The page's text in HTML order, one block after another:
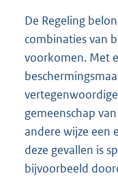
De Regeling
combinaties van
voorkomen. Met
gemeenschap
andere wijze een
deze gevallen is
bijvoorbeeld